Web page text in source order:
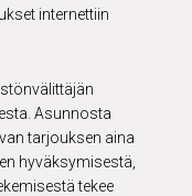
internettiin
Asunnosta
tarjouksen aina
hyväksymisestä,
tekee